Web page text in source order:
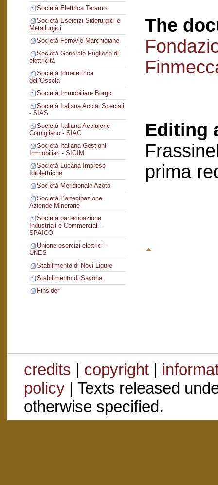
Società Elettrica Teramo
Società Esercizi Siderurgici e
Metallurgici
Società Ferrovie Marchigiane
Società Generale Pugliese di
elettricità
Società Idroelettrica
dell'Ossola
Società Immobiliare Borgo
Società Italiana Acciai Speciali
- SIAS
Società Italiana Acciaierie
Cornigliano - SIAC
Società Italiana Gestioni
Immobiliari - SIGIM
Società Lucana Imprese
Idrolettriche
Società Meridionale Azoto
Società Partecipazione
Aziende Minerarie
Società partecipazione
Industriali e Commerciali -
SPAICO
Unione esercizi elettrici -
UNES
Stabilimento di Novi Ligure
Stabilimento di Savona
Finsider
The
Editing
prima
credits | copyright|
policy| Texts released
otherwise specified.